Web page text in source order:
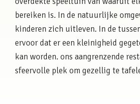
bereiken is. In de natuurlijke
kinderen zich uitleven. In de
ervoor dat er een kleinigheid
kan worden. ons aangrenzende
sfeervolle plek om gezellig te